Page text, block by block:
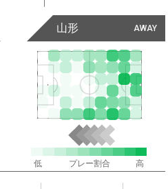
AWAY
山形
低 プレー割合 高